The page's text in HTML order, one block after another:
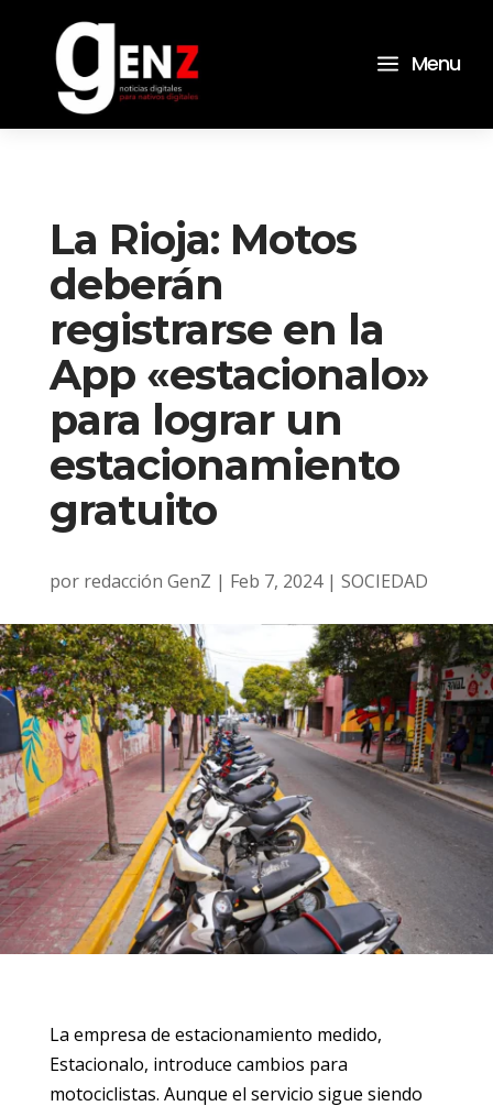
a Menu
La Rioja: Motos
deberán
registrarse en la
App «estacionalo»
para lograr un
estacionamiento
gratuito
por redacción GenZ | Feb 7, 2024| SOCIEDAD
La empresa de estacionamiento medido,
Estacionalo, introduce cambios para
motociclistas. Aunque el servicio sigue siendo